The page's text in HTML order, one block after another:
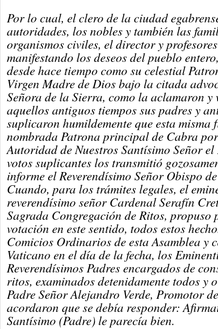
Por lo cual, el clero de la ciudad
autoridades, los nobles y también las
organismos civiles, el director y
manifestando los deseos del pueblo
desde hace tiempo como su celestial
Virgen Madre de Dios bajo la citada
Señora de la Sierra, como la aclamaron y
aquellos antiguos tiempos sus padres y
suplicaron humildemente que esta misma
nombrada Patrona principal de Cabra
Autoridad de Nuestros Santísimo Señor
votos suplicantes los transmitió
informe el Reverendísimo Señor Obispo
Cuando, para los trámites legales, el
reverendísimo señor Cardenal Serafín
Sagrada Congregación de Ritos,
votación en este sentido, todos estos
Comicios Ordinarios de esta Asamblea y
Vaticano en el día de la fecha, los
Reverendísimos Padres encargados de
ritos, examinados detenidamente todos y
Padre Señor Alejandro Verde, Promotor
acordaron que se debía responder:
Santísimo (Padre) le parecía bien.